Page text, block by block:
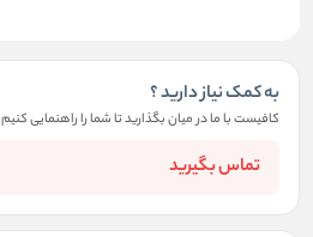
به کمک نیاز دارید ؟
کافیست با ما در میان بگذارید تا شما را راهنمایی کنیم
تماس بگیرید